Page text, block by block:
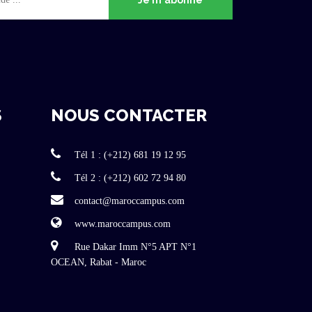
NOUS CONTACTER
Tél 1 : (+212) 681 19 12 95
Tél 2 : (+212) 602 72 94 80
contact@maroccampus.com
www.maroccampus.com
Rue Dakar Imm N°5 APT N°1
OCEAN, Rabat - Maroc